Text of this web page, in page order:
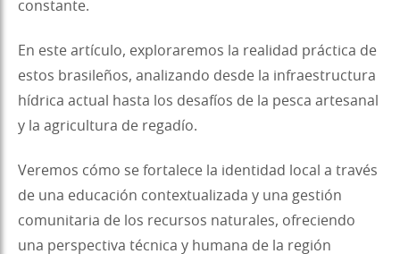
constante.
En este artículo, exploraremos la realidad práctica de
estos brasileños, analizando desde la infraestructura
hídrica actual hasta los desafíos de la pesca artesanal
y la agricultura de regadío.
Veremos cómo se fortalece la identidad local a través
de una educación contextualizada y una gestión
comunitaria de los recursos naturales, ofreciendo
una perspectiva técnica y humana de la región